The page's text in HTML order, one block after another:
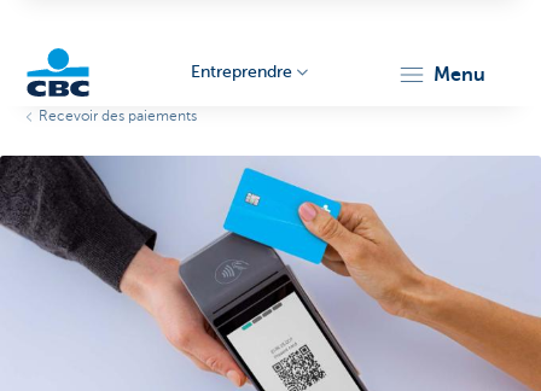
Entreprendre menu
Recevoir des paiements